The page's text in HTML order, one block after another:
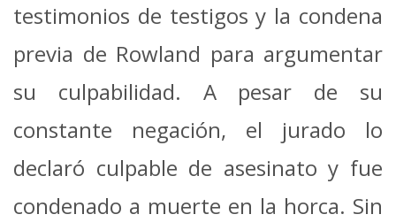
testimonios de testigos y la condena
previa de Rowland para argumentar
su culpabilidad.
A pesar de su
constante negación, el jurado lo
declaró culpable de asesinato y fue
condenado a muerte en la horca. Sin